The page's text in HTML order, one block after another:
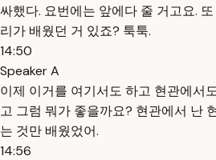
싸했다. 요번에는 앞에다 줄 거고요.
리가 배웠던 거 있죠? 툭툭.
14:50
Speaker A
이제 이거를 여기서도 하고 현관에서
고 그럼 뭐가 좋을까요? 현관에서 난
는 것만 배웠었어.
14:56